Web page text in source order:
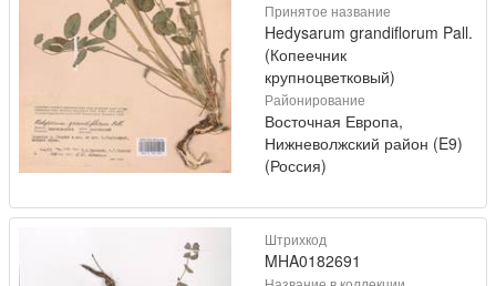
Принятое название
Hedysarum grandiflorum Pall.
(Копеечник
крупноцветковый)
Районирование
Восточная Европа,
Нижневолжский район (E9)
(Россия)
Штрихкод
MHA0182691